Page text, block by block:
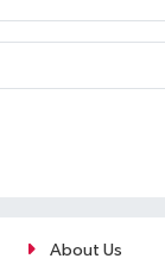
About Us